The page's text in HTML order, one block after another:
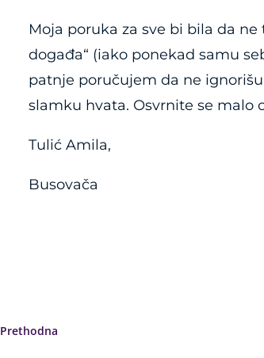
Moja poruka za sve bi bila da
događa“ (iako ponekad samu
patnje poručujem da ne
slamku hvata. Osvrnite se malo
Tulić Amila,
Busovača
Prethodna